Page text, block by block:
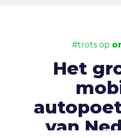
#trots op
Het
van